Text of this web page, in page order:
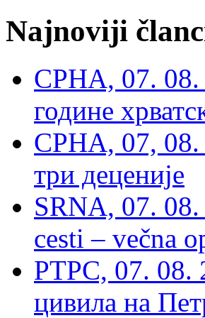
Najnoviji
СРНА, 07. 08.
године
СРНА, 07, 08.
три деценије
SRNA, 07.
cesti – večna
РТРС, 07. 08.
цивила на